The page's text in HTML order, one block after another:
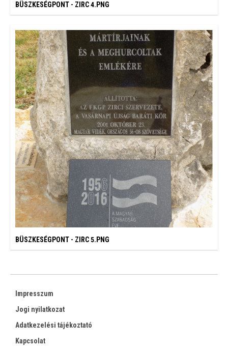
BÜSZKESÉGPONT - ZIRC 4.PNG
BÜSZKESÉGPONT - ZIRC 5.PNG
Impresszum
Jogi nyilatkozat
Adatkezelési tájékoztató
Kapcsolat